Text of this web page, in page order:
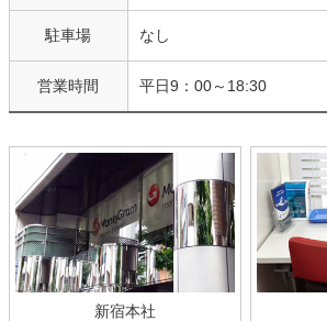
駐車場 なし
営業時間 平日9：00～18:30
新宿本社